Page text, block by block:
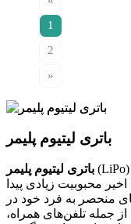
1
2
»
باتری لیتیوم پلیمر
باتری‌ لیتیوم پلیمر (LiPo) یکی از جدیدترین و پیشرفته‌ترین انواع باتری
محبوبیت زیادی پیدا
منحصر به فرد خود در
جمله تلفن‌های همراه،